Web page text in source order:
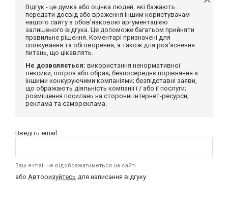
Відгук - це думка або оцінка людей, які бажають
передати досвід або враження іншим користувачам
нашого сайту з обов'язковою аргументацією
залишеного відгука. Це допоможе багатьом прийняти
правильне рішення. Коментарі призначені для
спілкування та обговорення, а також для роз'яснення
питань, що цікавлять.
Не дозволяється: використання ненормативної
лексики, погроз або образ; безпосереднє порівняння з
іншими конкуруючими компаніями; безпідставні заяви,
що ображають діяльність компанії і / або її послуги;
розміщення посилань на сторонні інтернет-ресурси;
реклама та самореклама.
Введіть email:
Ваш e-mail не відображатиметься на сайті
або Авторизуйтесь для написання відгуку